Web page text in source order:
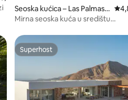
Seoska kućica – Las Palmas d
e Gran Canaria
Mirna seoska kuća u središtu
Superhost
Superhost